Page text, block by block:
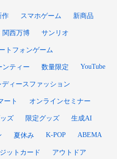
作 スマホゲーム 新商品
関西万博 サンリオ
トフォンゲーム
ンティー 数量限定 YouTube
ディースファッション
ート オンラインセミナー
ズ 限定グッズ 生成AI
夏休み K-POP ABEMA
ットカード アウトドア